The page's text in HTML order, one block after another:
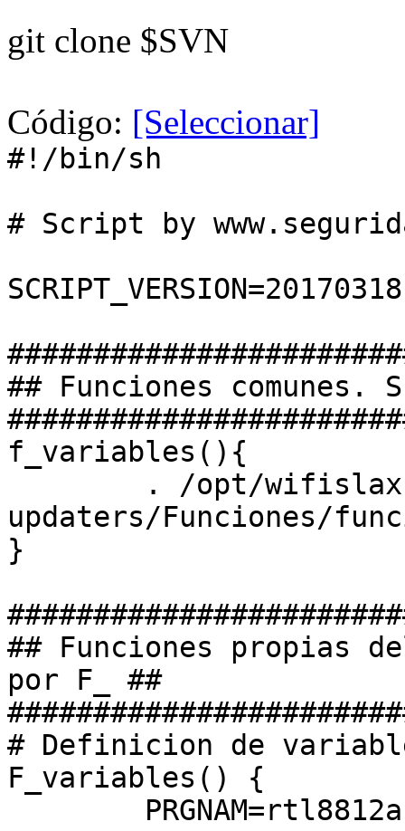
git clone $SVN
Código: [Seleccionar]
#!/bin/sh
# Script by
SCRIPT_VERSION=20170318
## Funciones comunes.
f_variables(){
. /opt/
updaters/Funciones/
}
## Funciones propias
por F_ ##
# Definicion de
F_variables() {